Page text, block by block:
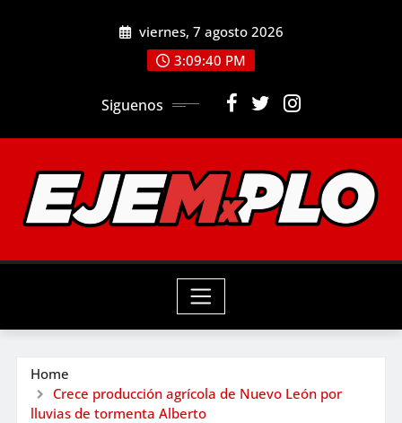
viernes, 7 agosto 2026
3:09:41 PM
Siguenos
Home
Crece producción agrícola de Nuevo León por
lluvias de tormenta Alberto